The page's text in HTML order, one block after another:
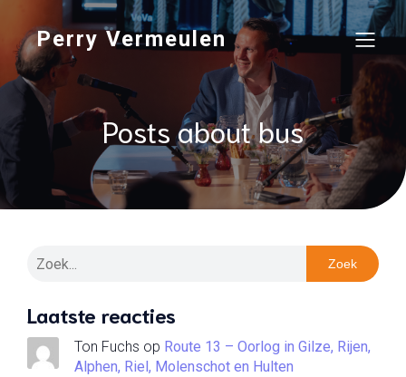
Perry Vermeulen
Posts about bus
Zoek
Laatste reacties
Ton Fuchs op Route 13 – Oorlog in Gilze, Rijen,
Alphen, Riel, Molenschot en Hulten